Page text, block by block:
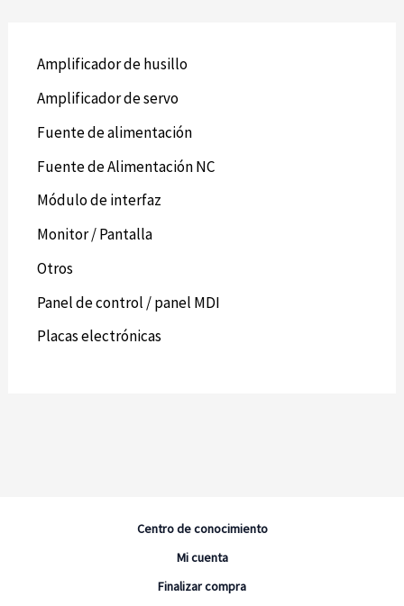
Amplificador de husillo
Amplificador de servo
Fuente de alimentación
Fuente de Alimentación NC
Módulo de interfaz
Monitor / Pantalla
Otros
Panel de control / panel MDI
Placas electrónicas
Centro de conocimiento
Mi cuenta
Finalizar compra